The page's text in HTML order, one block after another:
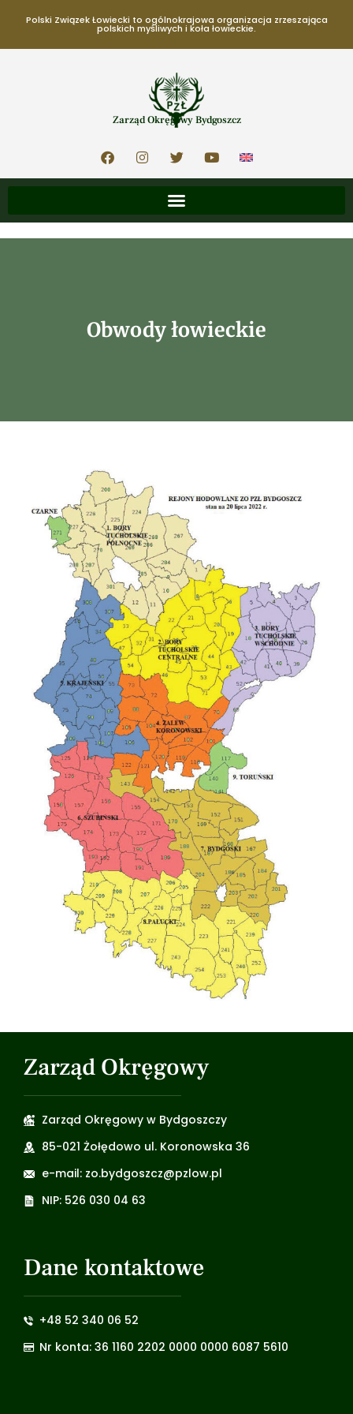
Polski Związek Łowiecki to ogólnokrajowa organizacja zrzeszająca
polskich myśliwych i koła łowieckie.
Zarząd Okręgowy Bydgoszcz
Obwody łowieckie
Zarząd Okręgowy
Zarząd Okręgowy w Bydgoszczy
85-021 Żołędowo ul. Koronowska 36
e-mail: zo.bydgoszcz@pzlow.pl
NIP: 526 030 04 63
Dane kontaktowe
+48 52 340 06 52
Nr konta: 36 1160 2202 0000 0000 6087 5610